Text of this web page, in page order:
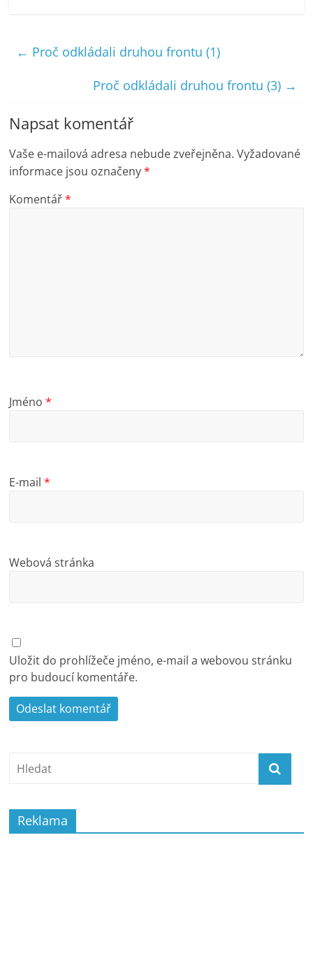
← Proč odkládali druhou frontu (1)
Proč odkládali druhou frontu (3) →
Napsat komentář
Vaše e-mailová adresa nebude zveřejněna. Vyžadované
informace jsou označeny*
Komentář*
Jméno*
E-mail*
Webová stránka
Uložit do prohlížeče jméno, e-mail a webovou stránku
pro budoucí komentáře.
Reklama